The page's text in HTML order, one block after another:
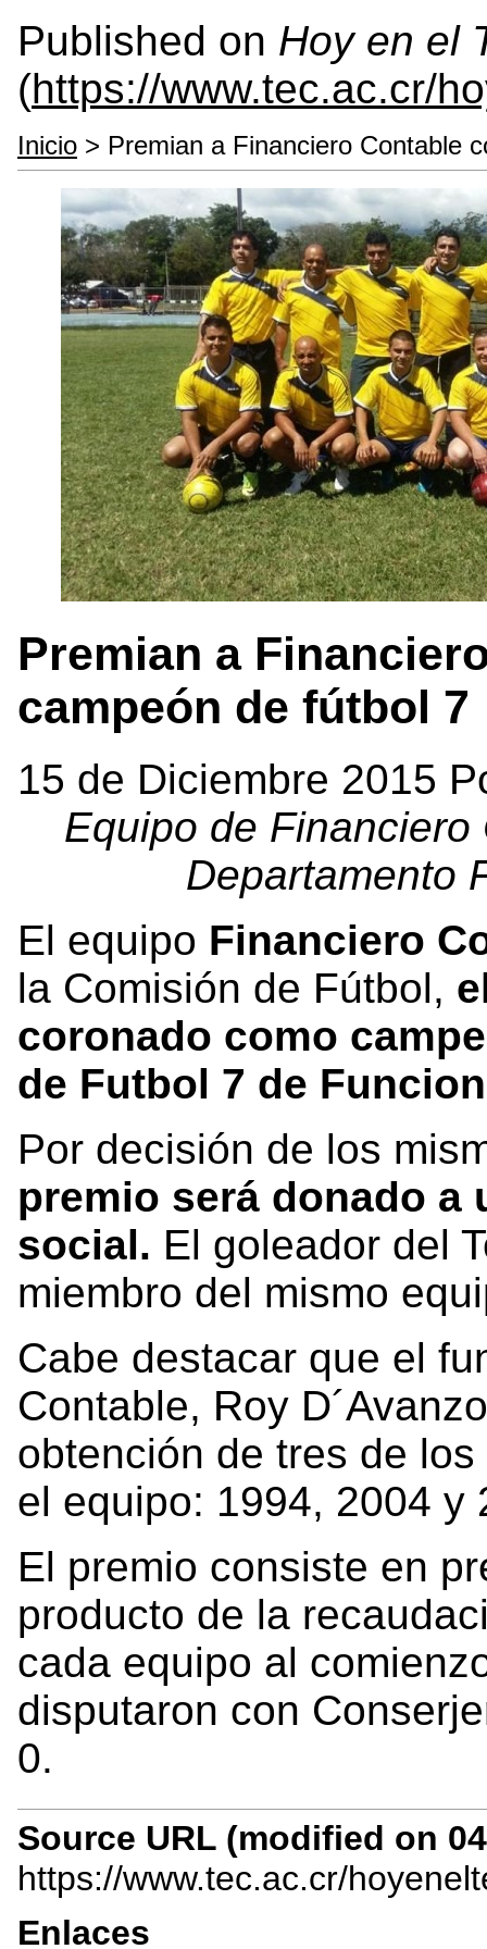
Published on Hoy en el
(https://www.tec.ac.cr/
Inicio > Premian a Financiero Contable
Premian a
campeón de fútbol 7
15 de Diciembre 2015
Equipo de
Departamento
El equipo Financiero
la Comisión de Fútbol,
coronado como
de Futbol 7 de
Por decisión de los
premio será donado a
social. El goleador del
miembro del mismo
Cabe destacar que el
Contable, Roy
obtención de tres de
el equipo: 1994, 2004 y
El premio consiste en
producto de la
cada equipo al
disputaron con
0.
Source URL (modified on
https://www.tec.ac.cr/
Enlaces